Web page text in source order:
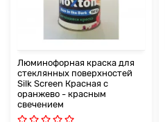
Люминофорная краска для
стеклянных поверхностей
Silk Screen Красная с
оранжево - красным
свечением